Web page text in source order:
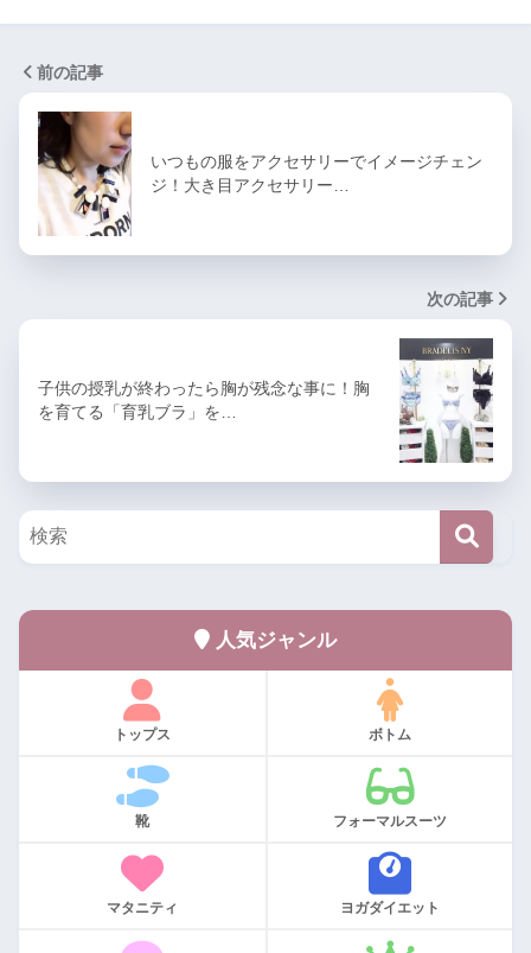
前の記事
いつもの服をアクセサリーでイメージチェン
ジ！大き目アクセサリー…
次の記事
子供の授乳が終わったら胸が残念な事に！胸
を育てる「育乳ブラ」を…
人気ジャンル
トップス ボトム
靴 フォーマルスーツ
マタニティ ヨガダイエット